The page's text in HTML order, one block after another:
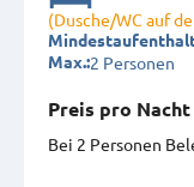
(Dusche/WC auf
Max.:2 Personen
Preis pro Nacht
Bei 2 Personen